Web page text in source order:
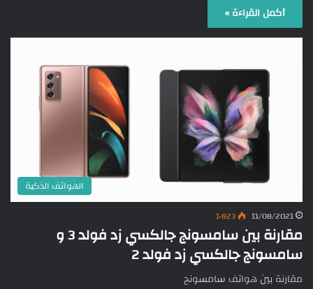
أكمل القراءة »
الهواتف الذكية
11/08/2021 1٬823
مقارنة بين سامسونج جالكسي زد فولد 3 و
سامسونج جالكسي زد فولد 2
مقارنة بين هواتف سامسونج